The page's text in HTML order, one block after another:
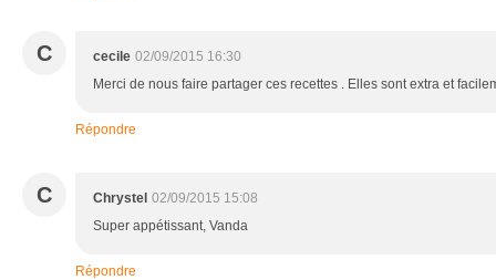
C cecile 02/09/2015 16:30
Merci de nous faire partager ces recettes . Elles sont extra et
Répondre
C Chrystel 02/09/2015 15:08
Super appétissant, Vanda
Répondre